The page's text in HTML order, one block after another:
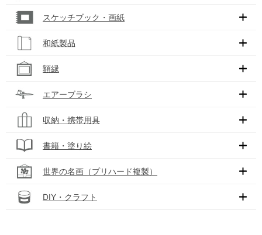
スケッチブック・画紙
和紙製品
額縁
エアーブラシ
収納・携帯用具
書籍・塗り絵
世界の名画（プリハード複製）
DIY・クラフト